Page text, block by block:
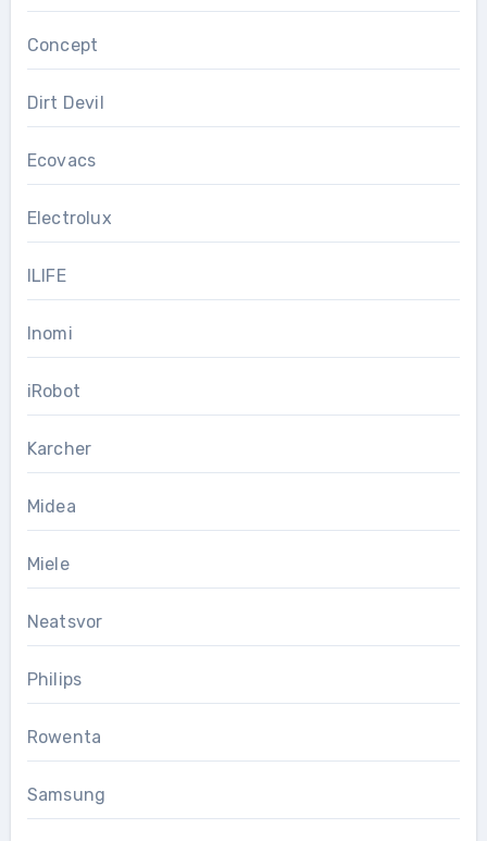
Concept
Dirt Devil
Ecovacs
Electrolux
ILIFE
Inomi
iRobot
Karcher
Midea
Miele
Neatsvor
Philips
Rowenta
Samsung